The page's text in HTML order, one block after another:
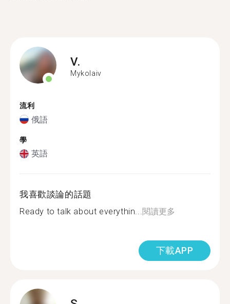
V.
Mykolaiv
流利
俄語
學
英語
我喜歡談論的話題
Ready to talk about everythin...閱讀更多
下載APP